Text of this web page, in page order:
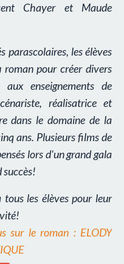
Chayer et Maude
parascolaires, les élèves
pour créer divers
enseignements de
réalisatrice et
dans le domaine de la
ans. Plusieurs films de
lors d'un grand gala
succès!
les élèves pour leur
sur le roman : ELODY